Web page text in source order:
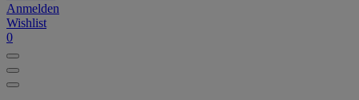
Anmelden
Wishlist
0